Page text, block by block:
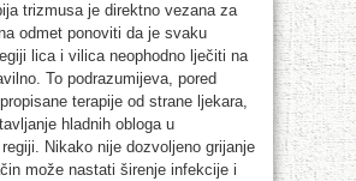
trizmusa je direktno vezana za
odmet ponoviti da je svaku
lica i vilica neophodno lječiti na
To podrazumijeva, pored
terapije od strane ljekara,
hladnih obloga u
Nikako nije dozvoljeno grijanje
može nastati širenje infekcije i